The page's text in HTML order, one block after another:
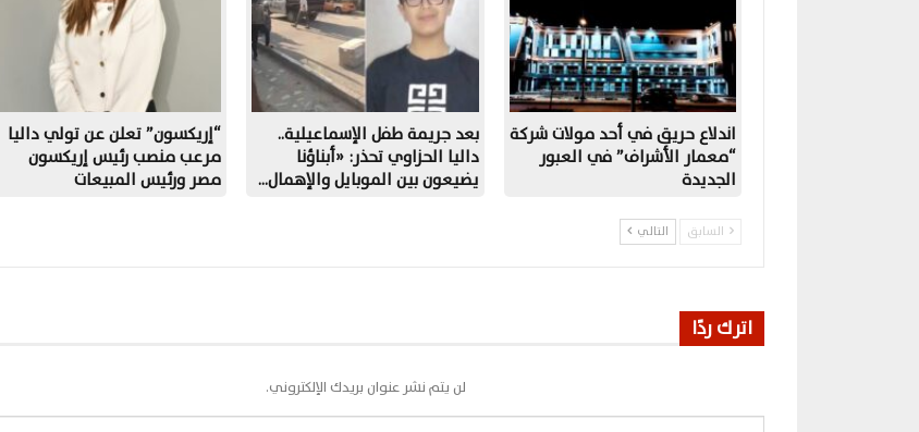
اندلاع حريق في أحد مولات شركة
“معمار الأشراف” في العبور
الجديدة
بعد جريمة طفل الإسماعيلية..
داليا الحزاوي تحذر: «أبناؤنا
يضيعون بين الموبايل والإهمال…
“إريكسون” تعلن عن تولي داليا
مرعب منصب رئيس إريكسون
مصر ورئيس المبيعات
السابق التالي
اترك ردًا
لن يتم نشر عنوان بريدك الإلكتروني.